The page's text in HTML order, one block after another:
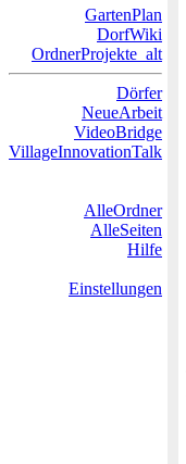
GartenPlan
DorfWiki
OrdnerProjekte_alt
Dörfer
NeueArbeit
VideoBridge
VillageInnovationTalk
AlleOrdner
AlleSeiten
Hilfe
Einstellungen